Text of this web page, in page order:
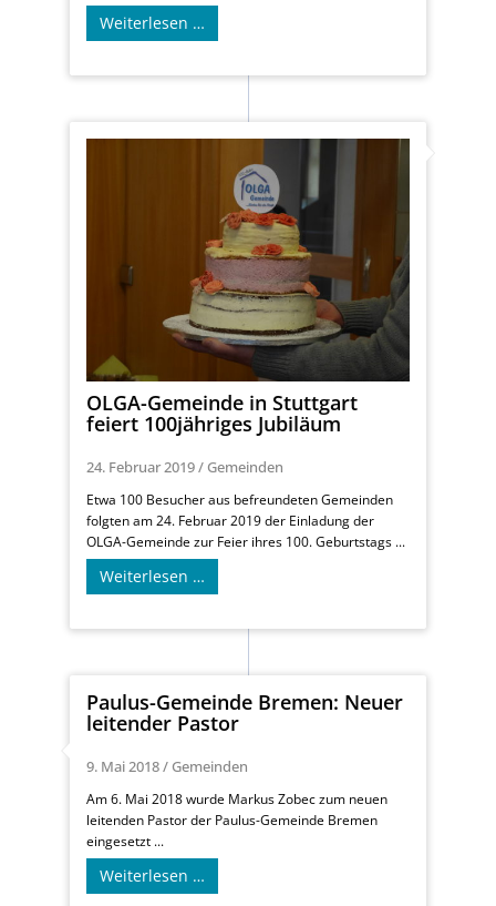
Weiterlesen …
OLGA-Gemeinde in Stuttgart
feiert 100jähriges Jubiläum
24. Februar 2019/ Gemeinden
Etwa 100 Besucher aus befreundeten Gemeinden
folgten am 24. Februar 2019 der Einladung der
OLGA-Gemeinde zur Feier ihres 100. Geburtstags ...
Weiterlesen …
Paulus-Gemeinde Bremen: Neuer
leitender Pastor
9. Mai 2018/ Gemeinden
Am 6. Mai 2018 wurde Markus Zobec zum neuen
leitenden Pastor der Paulus-Gemeinde Bremen
eingesetzt ...
Weiterlesen …